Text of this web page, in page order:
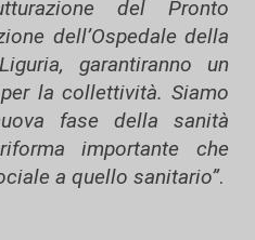
del Pronto
dell’Ospedale della
garantiranno un
la collettività. Siamo
fase della sanità
importante che
a quello sanitario”.